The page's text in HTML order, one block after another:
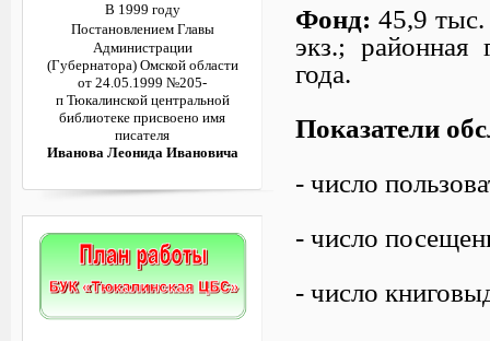
Фонд: 45,9 тыс.
экз.; районная
года.
Показатели
- число
- число
- число
В 1999 году
Постановлением Главы
Администрации
(Губернатора) Омской области
от 24.05.1999 №205-
п Тюкалинской центральной
библиотеке присвоено имя
писателя
Иванова Леонида Ивановича